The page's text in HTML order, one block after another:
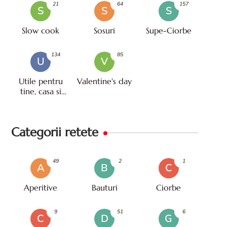
S
Slow cook
21
S
Sosuri
64
S
Supe-Ciorbe
157
U
Utile pentru
tine, casa si
134
V
Valentine's day
85
Categorii retete
A
Aperitive
49
B
Bauturi
2
C
Ciorbe
1
C
9
D
51
G
6